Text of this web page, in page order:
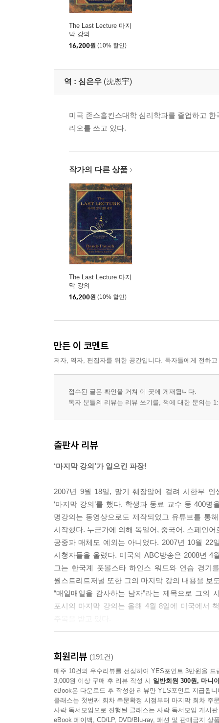
The Last Lecture 마지
막 강의
16,200원 (10% 할인)
역 : 심은우 (沈恩宇)
미국 존스홉킨스대학 심리학과를 졸업하고
리오를 쓰고 있다.
작가의 다른 상품
The Last Lecture 마지
막 강의
16,200원 (10% 할인)
만든 이 코멘트
저자, 역자, 편집자를 위한 공간입니다. 독자들에게 전하
접수된 글은 확인을 거쳐 이 곳에 게재됩니다.
독자 분들의 리뷰는 리뷰 쓰기를, 책에 대한 문의는
출판사 리뷰
‘마지막 강의’가 일으킨 파장!
2007년 9월 18일, 말기 췌장암에 걸려 시한부
‘마지막 강의’를 했다. 학생과 동료 교수 등 400
명강의는 동영상으로도 제작되었고 유튜브를 통
시작했다. 누군가에 의해 독일어, 중국어, 스페인
공중파 매체도 예외는 아니었다. 2007년 10월
시청자들을 울렸다. 미국의 ABC방송은 2008년 4
그는 한국계 풋볼스타 하인스 워드와 연습 경기
월스트리트저널 또한 그의 마지막 강의 내용을 보
“매일매일을 감사하는 남자”라는 제목으로 그의
포시의 마지막 강의는 올해 4월 8일에 미국에서
낙관주의와 삶에 대한 열정만으로 병이 나을 수
이루기’라는 제목 아래 펼친 강의에서 랜디 포시
그것을 얼마나 간절히 원하는지 시험하기 위해서
★ 감사하는 마음을 보여주세요. 감사할수록 삶은
★ 준비하세요. 행운은 준비가 기회를 만날 때 온답
★ 가장 좋은 금은 쓰레기통의 밑바닥에 있습니다.
회원리뷰 (191건)
매주 10건의 우수리뷰를 선정하여 YES포인트 3만원을 드
3,000원 이상 구매 후 리뷰 작성 시 일반회원 300원, 마니
eBook은 다운로드 후 작성한 리뷰만 YES포인트 지급됩니
클래스는 첫번째 회차 주문확정 시점부터 마지막 회차 주
사락 독서모임으로 진행된 클래스는 사락 독서모임 게시
eBook 페이백, CD/LP, DVD/Blu-ray, 패션 및 판매금지 상